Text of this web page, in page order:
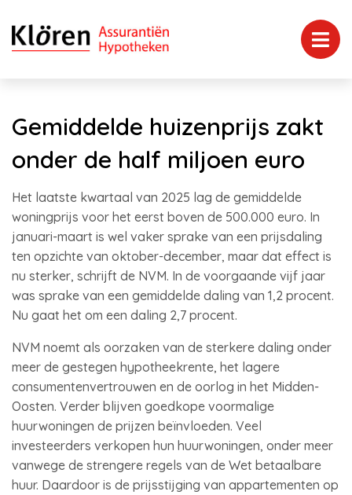
Gemiddelde huizenprijs zakt
onder de half miljoen euro
Het laatste kwartaal van 2025 lag de gemiddelde
woningprijs voor het eerst boven de 500.000 euro. In
januari-maart is wel vaker sprake van een prijsdaling
ten opzichte van oktober-december, maar dat effect is
nu sterker, schrijft de NVM. In de voorgaande vijf jaar
was sprake van een gemiddelde daling van 1,2 procent.
Nu gaat het om een daling 2,7 procent.
NVM noemt als oorzaken van de sterkere daling onder
meer de gestegen hypotheekrente, het lagere
consumentenvertrouwen en de oorlog in het Midden-
Oosten. Verder blijven goedkope voormalige
huurwoningen de prijzen beïnvloeden. Veel
investeerders verkopen hun huurwoningen, onder meer
vanwege de strengere regels van de Wet betaalbare
huur. Daardoor is de prijsstijging van appartementen op